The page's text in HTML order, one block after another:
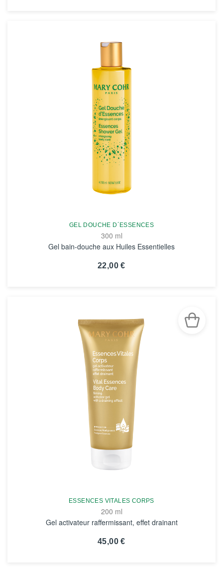
GEL DOUCHE D´ESSENCES
300 ml
Gel bain-douche aux Huiles Essentielles
22,00 €
ESSENCES VITALES CORPS
200 ml
Gel activateur raffermissant, effet drainant
45,00 €